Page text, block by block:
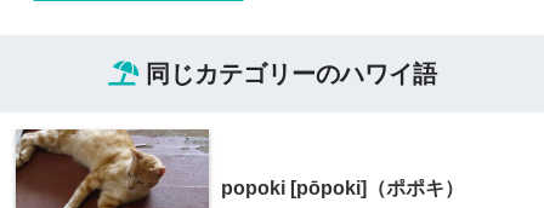
同じカテゴリーのハワイ語
popoki [pōpoki]（ポポキ）